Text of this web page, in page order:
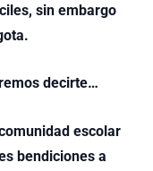
sin embargo
decirte…
escolar
bendiciones a